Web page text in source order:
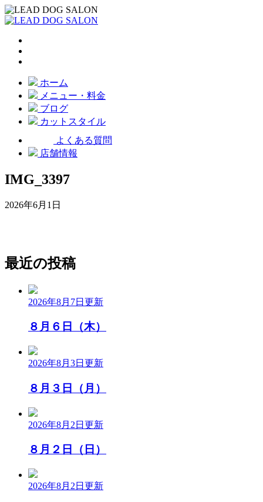
ホーム
メニュー・料金
ブログ
カットスタイル
よくある質問
店舗情報
IMG_3397
2026年6月1日
最近の投稿
2026年8月7日 更新
８月６日（木）
2026年8月3日 更新
８月３日（月）
2026年8月2日 更新
８月２日（日）
2026年8月2日 更新